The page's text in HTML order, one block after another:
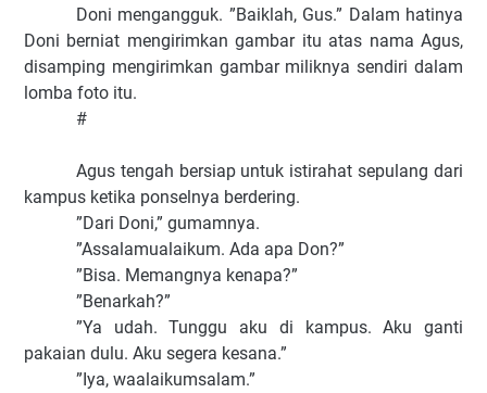
Doni mengangguk. ”Baiklah, Gus.” Dalam hatinya
Doni berniat mengirimkan gambar itu atas nama Agus,
disamping mengirimkan gambar miliknya sendiri dalam
lomba foto itu.
#
Agus tengah bersiap untuk istirahat sepulang dari
kampus ketika ponselnya berdering.
”Dari Doni,” gumamnya.
”Assalamualaikum. Ada apa Don?”
”Bisa. Memangnya kenapa?”
”Benarkah?”
”Ya udah. Tunggu aku di kampus. Aku ganti
pakaian dulu. Aku segera kesana.”
”Iya, waalaikumsalam.”